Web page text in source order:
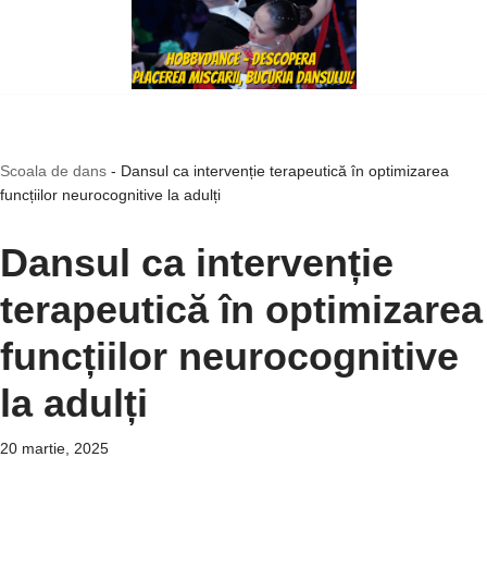
Scoala de dans - Dansul ca intervenție terapeutică în optimizarea
funcțiilor neurocognitive la adulți
Dansul ca intervenție
terapeutică în optimizarea
funcțiilor neurocognitive
la adulți
20 martie, 2025